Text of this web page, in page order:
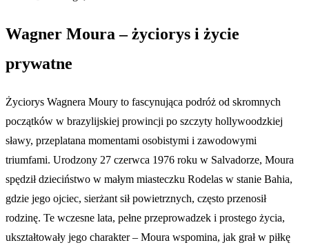
Wagner Moura – życiorys i życie
prywatne
Życiorys Wagnera Moury to fascynująca podróż od skromnych
początków w brazylijskiej prowincji po szczyty hollywoodzkiej
sławy, przeplatana momentami osobistymi i zawodowymi
triumfami. Urodzony 27 czerwca 1976 roku w Salvadorze, Moura
spędził dzieciństwo w małym miasteczku Rodelas w stanie Bahia,
gdzie jego ojciec, sierżant sił powietrznych, często przenosił
rodzinę. Te wczesne lata, pełne przeprowadzek i prostego życia,
ukształtowały jego charakter – Moura wspomina, jak grał w piłkę